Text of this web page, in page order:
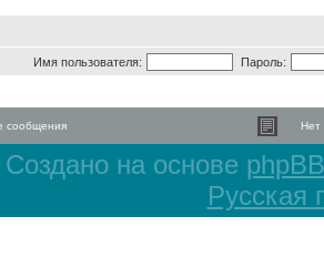
Имя пользователя: Пароль:
сообщения Нет
Создано на основе phpBB
Русская